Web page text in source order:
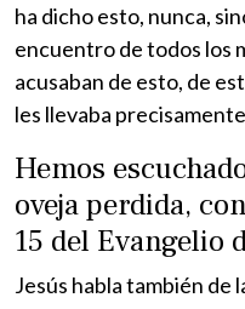
ha dicho esto, nunca,
encuentro de todos los
acusaban de esto, de
les llevaba
Hemos
oveja perdida,
15 del Evangelio
Jesús habla también de